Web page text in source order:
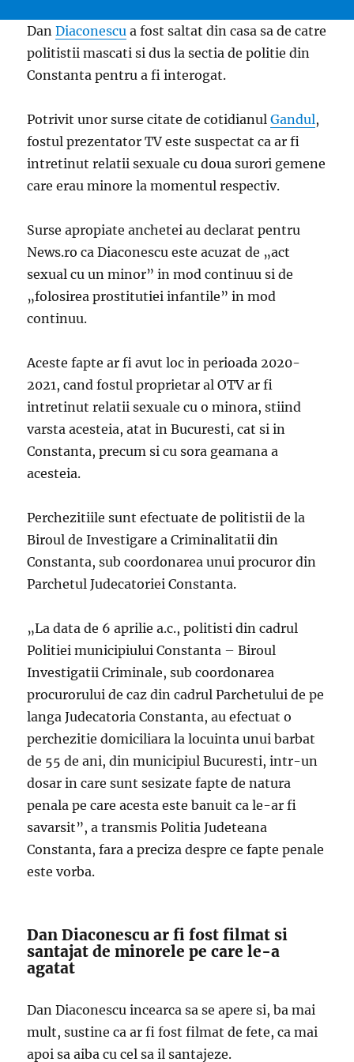
DanDiaconescu a fost saltat din casa sa de catre
politistii mascati si dus la sectia de politie din
Constanta pentru a fi interogat.
Potrivit unor surse citate de cotidianulGandul,
fostul prezentator TV este suspectat ca ar fi
intretinut relatii sexuale cu doua surori gemene
care erau minore la momentul respectiv.
Surse apropiate anchetei au declarat pentru
News.ro ca Diaconescu este acuzat de „act
sexual cu un minor” in mod continuu si de
„folosirea prostitutiei infantile” in mod
continuu.
Aceste fapte ar fi avut loc in perioada 2020-
2021, cand fostul proprietar al OTV ar fi
intretinut relatii sexuale cu o minora, stiind
varsta acesteia, atat in Bucuresti, cat si in
Constanta, precum si cu sora geamana a
acesteia.
Perchezitiile sunt efectuate de politistii de la
Biroul de Investigare a Criminalitatii din
Constanta, sub coordonarea unui procuror din
Parchetul Judecatoriei Constanta.
„La data de 6 aprilie a.c., politisti din cadrul
Politiei municipiului Constanta – Biroul
Investigatii Criminale, sub coordonarea
procurorului de caz din cadrul Parchetului de pe
langa Judecatoria Constanta, au efectuat o
perchezitie domiciliara la locuinta unui barbat
de 55 de ani, din municipiul Bucuresti, intr-un
dosar in care sunt sesizate fapte de natura
penala pe care acesta este banuit ca le-ar fi
savarsit”, a transmis Politia Judeteana
Constanta, fara a preciza despre ce fapte penale
este vorba.
Dan Diaconescu ar fi fost filmat si
santajat de minorele pe care le-a
agatat
Dan Diaconescu incearca sa se apere si, ba mai
mult, sustine ca ar fi fost filmat de fete, ca mai
apoi sa aiba cu cel sa il santajeze.